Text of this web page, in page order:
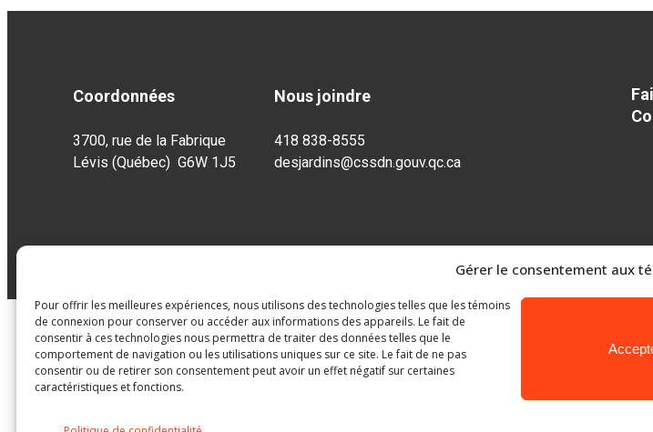
Gérer le consentement aux
Pour offrir les meilleures expériences, nous utilisons des technologies telles que les témoins
de connexion pour conserver ou accéder aux informations des appareils. Le fait de
consentir à ces technologies nous permettra de traiter des données telles que le
comportement de navigation ou les utilisations uniques sur ce site. Le fait de ne pas
consentir ou de retirer son consentement peut avoir un effet négatif sur certaines
caractéristiques et fonctions.
Coordonnées
3700, rue de la Fabrique
Lévis (Québec) G6W 1J5
Nous joindre
418 838-8555
desjardins@cssdn.gouv.qc.ca